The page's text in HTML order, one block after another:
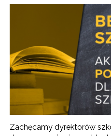
Zachęcamy dyrektorów